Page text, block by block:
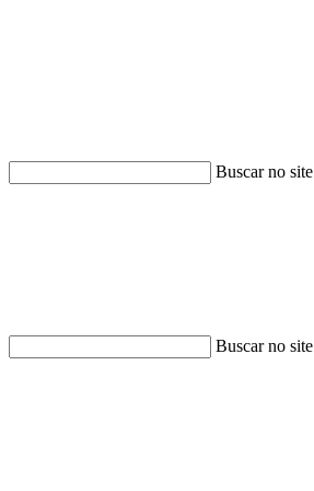
Buscar no site
Buscar no site